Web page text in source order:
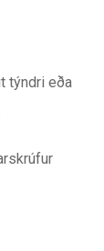
týndri eða